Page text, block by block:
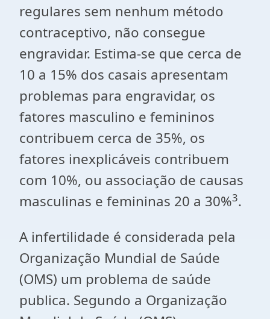
regulares sem nenhum método
contraceptivo, não consegue
engravidar. Estima-se que cerca de
10 a 15% dos casais apresentam
problemas para engravidar, os
fatores masculino e femininos
contribuem cerca de 35%, os
fatores inexplicáveis contribuem
com 10%, ou associação de causas
masculinas e femininas 20 a 30%3.
A infertilidade é considerada pela
Organização Mundial de Saúde
(OMS) um problema de saúde
publica. Segundo a Organização